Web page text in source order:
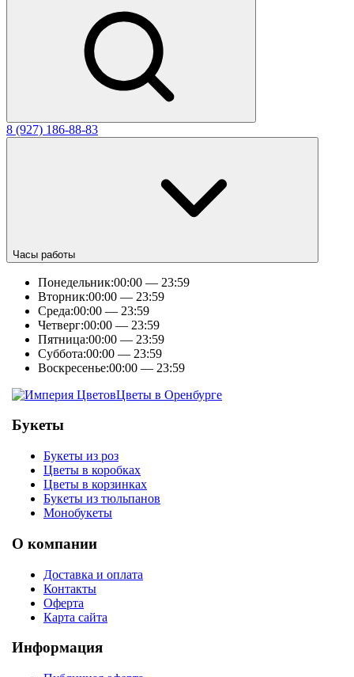
8 (927) 186-88-83
Часы работы
Понедельник:00:00 — 23:59
Вторник:00:00 — 23:59
Среда:00:00 — 23:59
Четверг:00:00 — 23:59
Пятница:00:00 — 23:59
Суббота:00:00 — 23:59
Воскресенье:00:00 — 23:59
Цветы в Оренбурге
Букеты
Букеты из роз
Цветы в коробках
Цветы в корзинках
Букеты из тюльпанов
Монобукеты
О компании
Доставка и оплата
Контакты
Оферта
Карта сайта
Информация